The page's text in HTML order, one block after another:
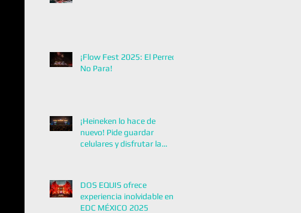
¡Flow Fest 2025: El Perreo
No Para!
¡Heineken lo hace de
nuevo! Pide guardar
celulares y disfrutar la
DOS EQUIS ofrece
experiencia inolvidable en
EDC MÉXICO 2025